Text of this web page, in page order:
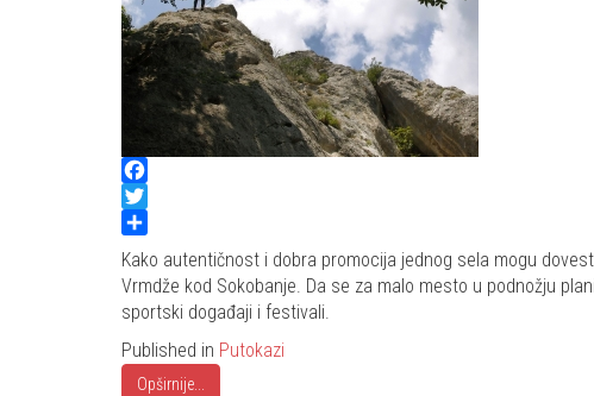
Facebook
Twitter
Share
Kako autentičnost i dobra promocija jednog sela mogu
Vrmdže kod Sokobanje. Da se za malo mesto u podnožju
sportski događaji i festivali.
Published in Putokazi
Opširnije...